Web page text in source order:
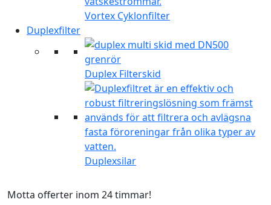
Vortex Cyklonfilter
Duplexfilter
Duplex Filterskid
Duplexsilar
Motta offerter inom 24 timmar!